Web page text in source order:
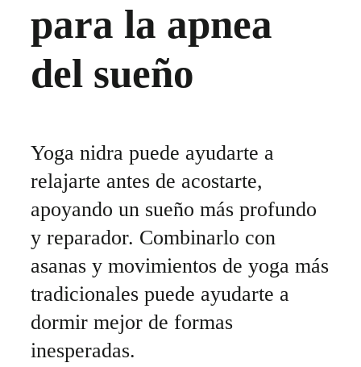
para la apnea
del sueño
Yoga nidra puede ayudarte a
relajarte antes de acostarte,
apoyando un sueño más profundo
y reparador. Combinarlo con
asanas y movimientos de yoga más
tradicionales puede ayudarte a
dormir mejor de formas
inesperadas.